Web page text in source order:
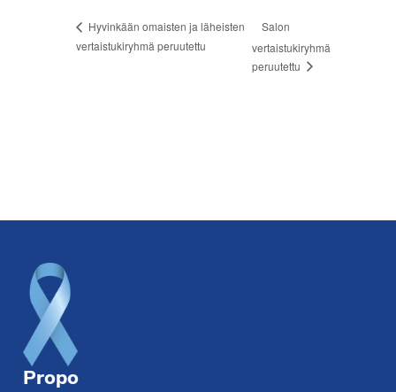
Hyvinkään omaisten ja läheisten
vertaistukiryhmä peruutettu
Salon
vertaistukiryhmä
peruutettu
Propo